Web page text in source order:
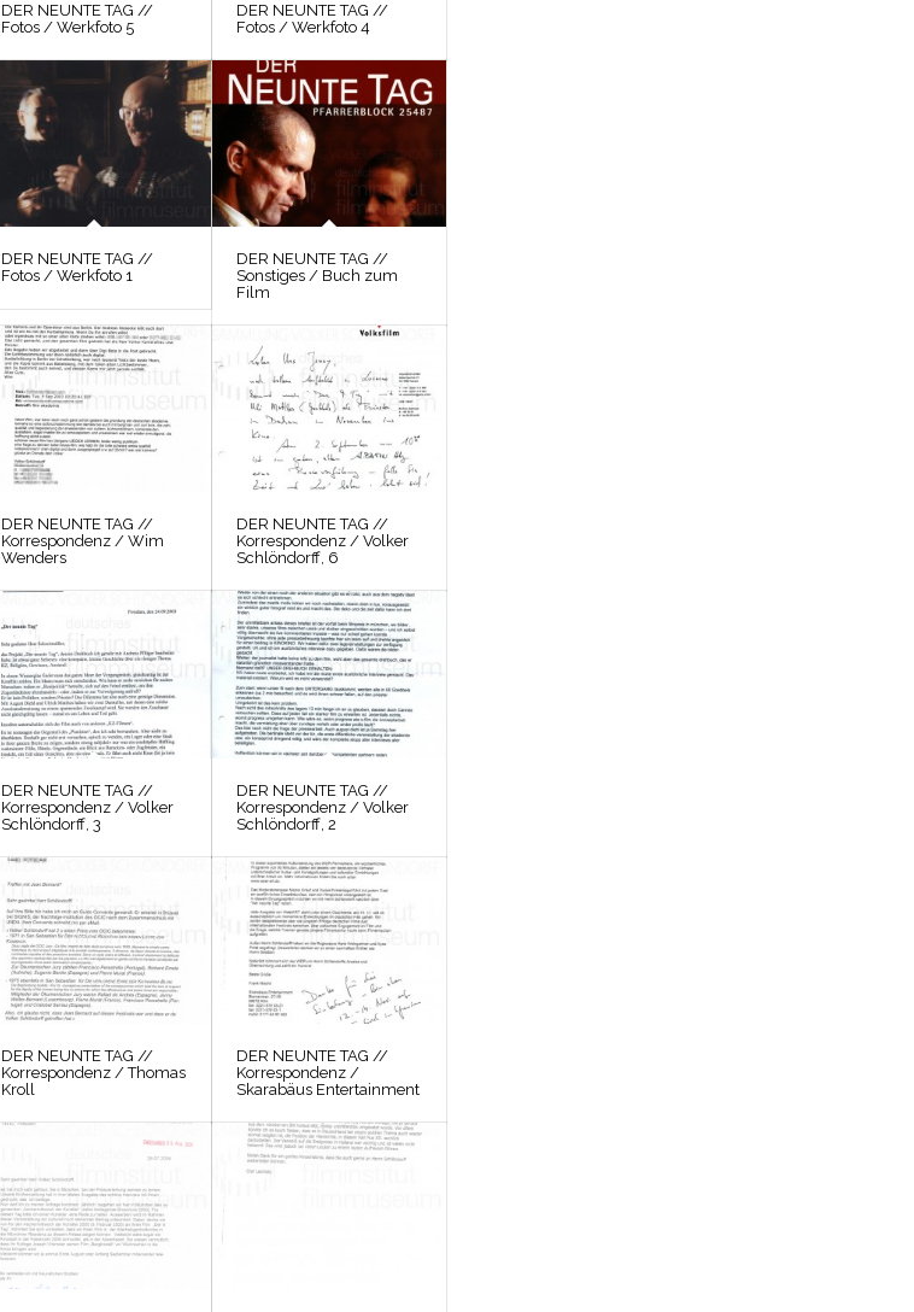
DER NEUNTE TAG //
Fotos / Werkfoto 5
DER NEUNTE TAG //
Fotos / Werkfoto 4
DER NEUNTE TAG //
Fotos / Werkfoto 1
DER NEUNTE TAG //
Sonstiges / Buch zum
Film
DER NEUNTE TAG //
Korrespondenz / Wim
Wenders
DER NEUNTE TAG //
Korrespondenz / Volker
Schlöndorff, 6
DER NEUNTE TAG //
Korrespondenz / Volker
Schlöndorff, 3
DER NEUNTE TAG //
Korrespondenz / Volker
Schlöndorff, 2
DER NEUNTE TAG //
Korrespondenz / Thomas
Kroll
DER NEUNTE TAG //
Korrespondenz /
Skarabäus Entertainment